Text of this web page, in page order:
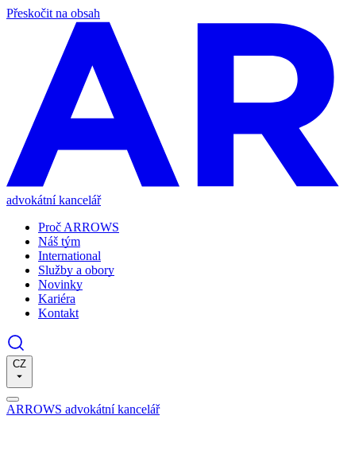
Přeskočit na obsah
advokátní kancelář
Proč ARROWS
Náš tým
International
Služby a obory
Novinky
Kariéra
Kontakt
CZ
ARROWS advokátní kancelář